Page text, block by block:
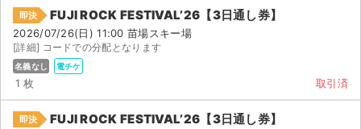
即決 FUJI ROCK FESTIVAL’26【3日通し券】
2026/07/26(日) 11:00 苗場スキー場
[詳細] コードでの分配となります
名義なし 電チケ
1 枚 取引済
即決 FUJI ROCK FESTIVAL’26【3日通し券】